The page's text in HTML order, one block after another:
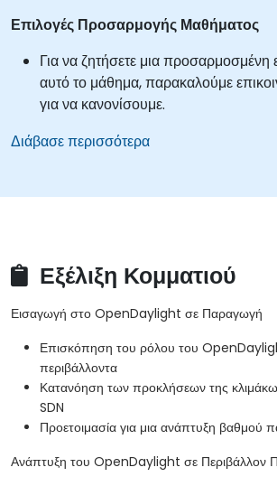
Επιλογές Προσαρμογής Μαθήματος
Για να ζητήσετε μια προσαρμοσμένη
αυτό το μάθημα, παρακαλούμε
για να κανονίσουμε.
Διάβασε περισσότερα
Εξέλιξη Κομματιού
Εισαγωγή στο OpenDaylight σε Παραγωγή
Επισκόπηση του ρόλου του
περιβάλλοντα
Κατανόηση των προκλήσεων της
SDN
Προετοιμασία για μια ανάπτυξη βαθμού
Ανάπτυξη του OpenDaylight σε Περιβάλλον